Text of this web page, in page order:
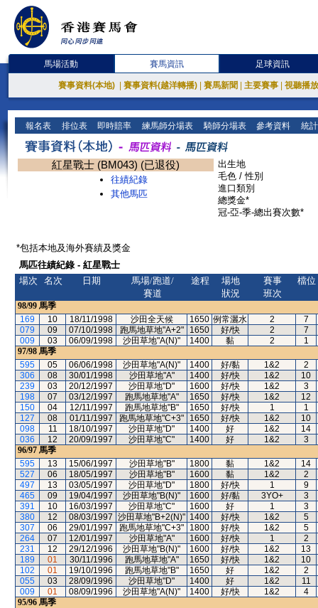
馬場活動 賽馬資訊 足球資訊
賽事資料(本地) 賽事資料(越洋轉播) 賽馬新聞 主要賽事 視聽播
報名表 排位表 即時賠率 練馬師分場表 騎師分場表 參考資料 統
紅星戰士 (BM043) (已退役)
往績紀錄
其他馬匹
出生地
毛色 / 性別
進口類別
總獎金*
冠-亞-季-總出賽次數*
*包括本地及海外賽績及獎金
馬匹往績紀錄 - 紅星戰士
場次
名次 日期
馬場/跑道/
賽道
途程
場地
狀況
賽事
班次
檔位
98/99 馬季
169
10 18/11/1998 沙田全天候 1650 例常灑水 2
7
079
09 07/10/1998 跑馬地草地"A+2" 1650 好/快 2
7
009
03 06/09/1998 沙田草地"A(N)" 1400 黏 2
1
97/98 馬季
595
05 06/06/1998 沙田草地"A(N)" 1400 好/黏 1&2
2
306
08 30/01/1998 沙田草地"A" 1400 好/快 1&2
10
239
03 20/12/1997 沙田草地"D" 1600 好/快 1&2
3
198
07 03/12/1997 跑馬地草地"A" 1650 好/快 1&2
12
150
04 12/11/1997 跑馬地草地"B" 1650 好/快 1
1
127
08 01/11/1997 跑馬地草地"C+3" 1650 好/快 1&2
10
098
11 18/10/1997 沙田草地"D" 1400 好 1&2
14
036
12 20/09/1997 沙田草地"C" 1400 好 1&2
3
96/97 馬季
595
13 15/06/1997 沙田草地"B" 1800 黏 1&2
14
527
06 18/05/1997 沙田草地"B" 1600 黏 1&2
2
497
13 03/05/1997 沙田草地"D" 1800 好/快 1
9
465
09 19/04/1997 沙田草地"B(N)" 1600 好/黏 3YO+
3
391
10 16/03/1997 沙田草地"C" 1600 好 1
3
380
12 08/03/1997 沙田草地"B+2(N)" 1400 好/快 1&2
5
307
06 29/01/1997 跑馬地草地"C+3" 1800 好/快 1&2
5
264
07 12/01/1997 沙田草地"A" 1600 好/快 1
2
231
12 29/12/1996 沙田草地"B(N)" 1600 好/快 1&2
13
189
01 30/11/1996 跑馬地草地"A" 1650 好/快 1&2
10
102
01 19/10/1996 跑馬地草地"B" 1650 好 1&2
2
055
03 28/09/1996 沙田草地"D" 1400 好 1&2
11
009
01 08/09/1996 沙田草地"A(N)" 1400 好/快 1&2
4
95/96 馬季